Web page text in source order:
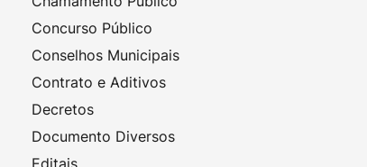
Concurso Público
Conselhos Municipais
Contrato e Aditivos
Decretos
Documento Diversos
Editais